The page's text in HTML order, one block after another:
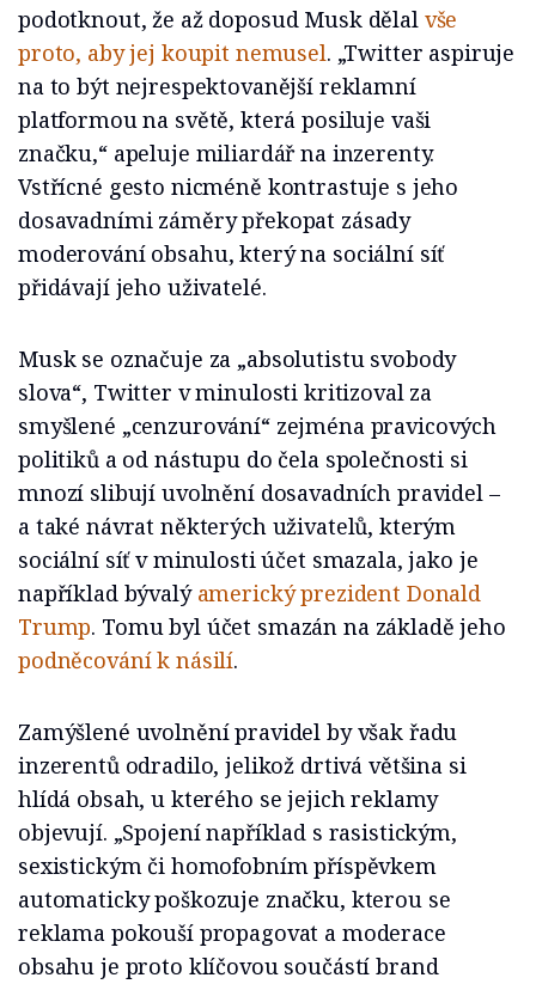
podotknout, že až doposud Musk dělal vše
proto, aby jej koupit nemusel. „Twitter aspiruje
na to být nejrespektovanější reklamní
platformou na světě, která posiluje vaši
značku,“ apeluje miliardář na inzerenty.
Vstřícné gesto nicméně kontrastuje s jeho
dosavadními záměry překopat zásady
moderování obsahu, který na sociální síť
přidávají jeho uživatelé.
Musk se označuje za „absolutistu svobody
slova“, Twitter v minulosti kritizoval za
smyšlené „cenzurování“ zejména pravicových
politiků a od nástupu do čela společnosti si
mnozí slibují uvolnění dosavadních pravidel –
a také návrat některých uživatelů, kterým
sociální síť v minulosti účet smazala, jako je
například bývalý americký prezident Donald
Trump. Tomu byl účet smazán na základě jeho
podněcování k násilí.
Zamýšlené uvolnění pravidel by však řadu
inzerentů odradilo, jelikož drtivá většina si
hlídá obsah, u kterého se jejich reklamy
objevují. „Spojení například s rasistickým,
sexistickým či homofobním příspěvkem
automaticky poškozuje značku, kterou se
reklama pokouší propagovat a moderace
obsahu je proto klíčovou součástí brand